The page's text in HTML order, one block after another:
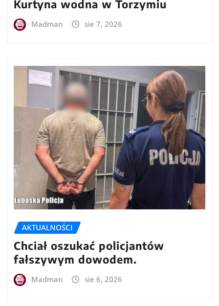
Kurtyna wodna w Torzymiu
Madman sie 7, 2026
AKTUALNOŚCI
Chciał oszukać policjantów
fałszywym dowodem.
Madman sie 6, 2026